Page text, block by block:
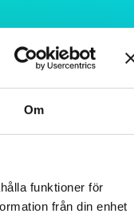
Om
funktioner för
från din enhet